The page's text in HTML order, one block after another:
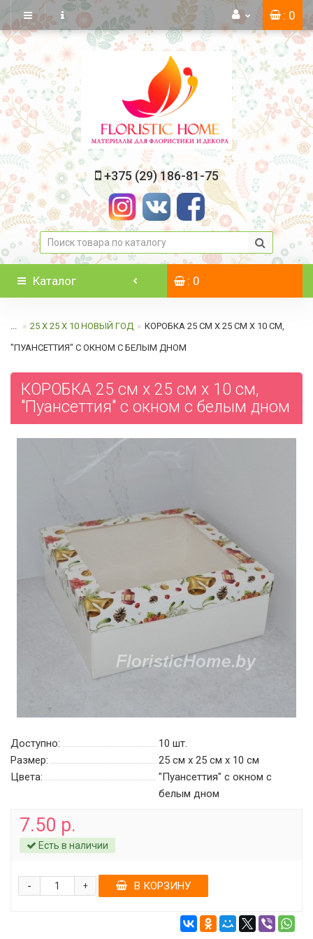
: 0
+375 (29) 186-81-75
Каталог : 0
... 25 Х 25 Х 10 НОВЫЙ ГОД КОРОБКА 25 СМ Х 25 СМ Х 10 СМ,
"ПУАНСЕТТИЯ" С ОКНОМ C БЕЛЫМ ДНОМ
КОРОБКА 25 см х 25 см х 10 см,
"Пуансеттия" с окном c белым дном
Доступно: 10 шт.
Размер:
25 см х 25 см х 10 см
Цвета:
"Пуансеттия" с окном c
белым дном
7.50 р.
Есть в наличии
+
- В КОРЗИНУ